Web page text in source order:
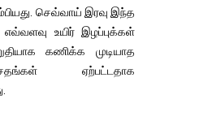
செவ்வாய் இரவு இந்த
எவ்வளவு உயிர் இழப்புக்கள்
கணிக்க முடியாத
ஏற்பட்டதாக